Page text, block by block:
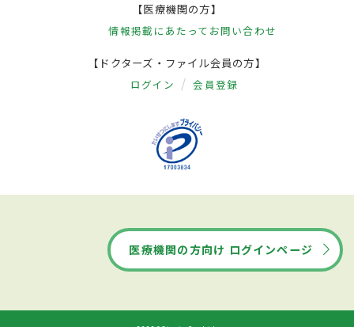
【医療機関の方】
情報掲載にあたって お問い合わせ
【ドクターズ・ファイル会員の方】
ログイン 会員登録
医療機関の方向け ログインページ